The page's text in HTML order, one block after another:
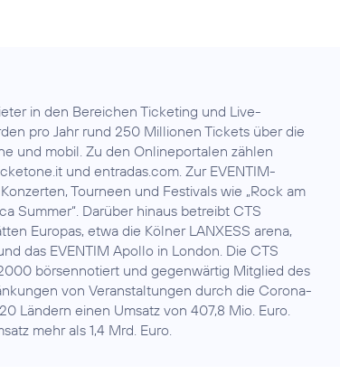
in den Bereichen Ticketing und Live-
pro Jahr rund 250 Millionen Tickets über die
und mobil. Zu den Onlineportalen zählen
und entradas.com. Zur EVENTIM-
Tourneen und Festivals wie „Rock am
Summer“. Darüber hinaus betreibt CTS
Europas, etwa die Kölner LANXESS arena,
das EVENTIM Apollo in London. Die CTS
börsennotiert und gegenwärtig Mitglied des
von Veranstaltungen durch die Corona-
Ländern einen Umsatz von 407,8 Mio. Euro.
mehr als 1,4 Mrd. Euro.